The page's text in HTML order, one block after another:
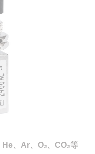
、Ar、O₂、CO₂等